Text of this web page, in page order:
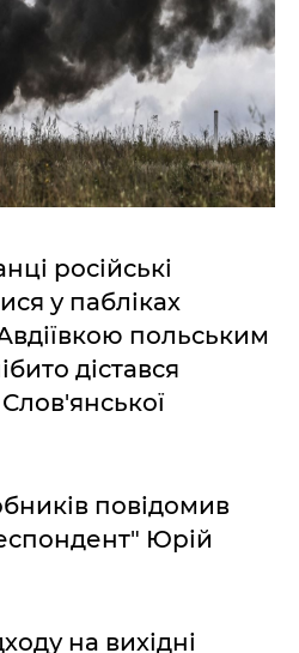
російські
у пабліках
польським
дістався
повідомив
Юрій
на вихідні